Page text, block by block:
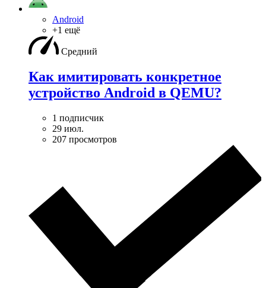
Android
+1 ещё
Средний
Как имитировать конкретное
устройство Android в QEMU?
1 подписчик
29 июл.
207 просмотров